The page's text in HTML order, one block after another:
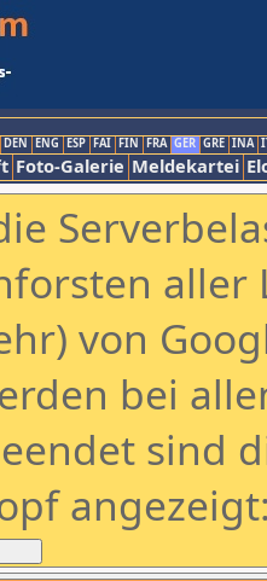
DEN ENG ESP FAI FIN FRA GER GRE INA
Foto-Galerie Meldekartei
aller
von
bei
sind